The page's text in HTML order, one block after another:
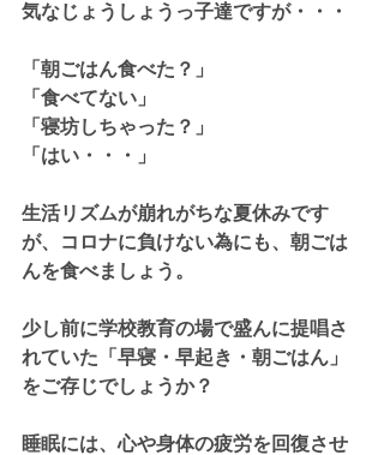
気なじょうしょうっ子達ですが・・・
「朝ごはん食べた？」
「食べてない」
「寝坊しちゃった？」
「はい・・・」
生活リズムが崩れがちな夏休みです
が、コロナに負けない為にも、朝ごは
んを食べましょう。
少し前に学校教育の場で盛んに提唱さ
れていた「早寝・早起き・朝ごはん」
をご存じでしょうか？
睡眠には、心や身体の疲労を回復させ